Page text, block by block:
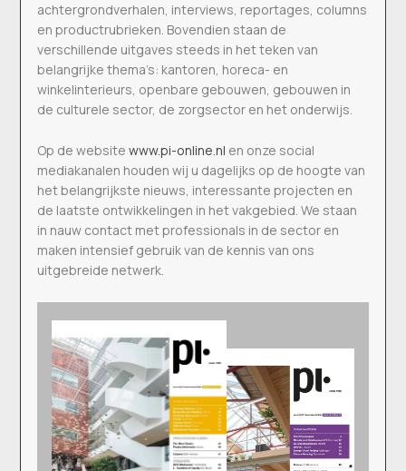
achtergrondverhalen, interviews, reportages, columns
en productrubrieken. Bovendien staan de
verschillende uitgaves steeds in het teken van
belangrijke thema’s: kantoren, horeca- en
winkelinterieurs, openbare gebouwen, gebouwen in
de culturele sector, de zorgsector en het onderwijs.
Op de websitewww.pi-online.nl en onze social
mediakanalen houden wij u dagelijks op de hoogte van
het belangrijkste nieuws, interessante projecten en
de laatste ontwikkelingen in het vakgebied. We staan
in nauw contact met professionals in de sector en
maken intensief gebruik van de kennis van ons
uitgebreide netwerk.